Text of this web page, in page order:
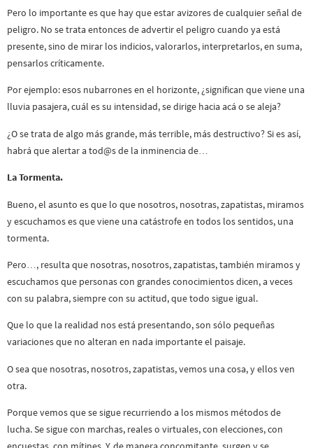
Pero lo importante es que hay que estar avizores de cualquier señal de
peligro. No se trata entonces de advertir el peligro cuando ya está
presente, sino de mirar los indicios, valorarlos, interpretarlos, en suma,
pensarlos críticamente.
Por ejemplo: esos nubarrones en el horizonte, ¿significan que viene una
lluvia pasajera, cuál es su intensidad, se dirige hacia acá o se aleja?
¿O se trata de algo más grande, más terrible, más destructivo? Si es así,
habrá que alertar a tod@s de la inminencia de…
La Tormenta.
Bueno, el asunto es que lo que nosotros, nosotras, zapatistas, miramos
y escuchamos es que viene una catástrofe en todos los sentidos, una
tormenta.
Pero…, resulta que nosotras, nosotros, zapatistas, también miramos y
escuchamos que personas con grandes conocimientos dicen, a veces
con su palabra, siempre con su actitud, que todo sigue igual.
Que lo que la realidad nos está presentando, son sólo pequeñas
variaciones que no alteran en nada importante el paisaje.
O sea que nosotras, nosotros, zapatistas, vemos una cosa, y ellos ven
otra.
Porque vemos que se sigue recurriendo a los mismos métodos de
lucha. Se sigue con marchas, reales o virtuales, con elecciones, con